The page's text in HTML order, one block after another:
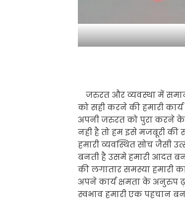
जरुरत और व्यवस्था में
को सही करने की हमारी
अपनी जरुरत को पुरा करने के
नही है तो हम इसे मजबूरी की
हमारी व्यवस्थित सोच जैसी
बनती है उसमे हमारी आदत
की लगातार समस्या हमारी
अपने कार्य क्षमता के अनुरुप
स्वभाव हमारी एक पहचान बन